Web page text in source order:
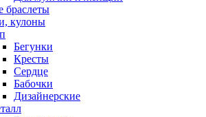
браслеты
кулоны
Бегунки
Кресты
Сердце
Бабочки
Дизайнерские